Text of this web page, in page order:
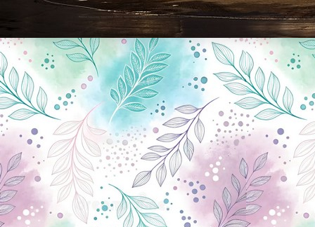
Новини Чернігова, Чернігівські новини, Чернігівський формат, новини Чернігова, події в Чернігові: політика, економіка, аналітика, культура, відеоновини, екологія, спортивний Чернігів, туризм, Чернігів